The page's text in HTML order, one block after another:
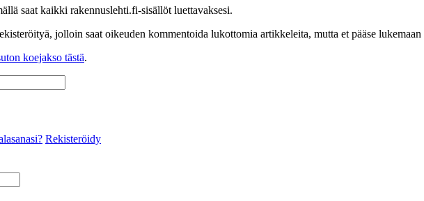
saat kaikki rakennuslehti.fi-sisällöt luettavaksesi.
jolloin saat oikeuden kommentoida lukottomia artikkeleita, mutta et pääse
koejakso tästä.
Rekisteröidy